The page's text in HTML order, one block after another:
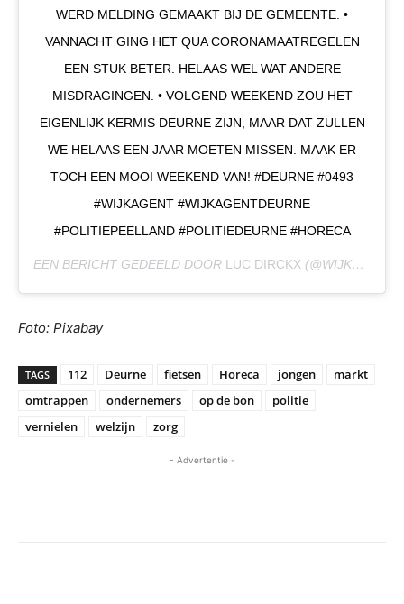
WERD MELDING GEMAAKT BIJ DE GEMEENTE. •
VANNACHT GING HET QUA CORONAMAATREGELEN
EEN STUK BETER. HELAAS WEL WAT ANDERE
MISDRAGINGEN. • VOLGEND WEEKEND ZOU HET
EIGENLIJK KERMIS DEURNE ZIJN, MAAR DAT ZULLEN
WE HELAAS EEN JAAR MOETEN MISSEN. MAAK ER
TOCH EEN MOOI WEEKEND VAN! #DEURNE #0493
#WIJKAGENT #WIJKAGENTDEURNE
#POLITIEPEELLAND #POLITIEDEURNE #HORECA
EEN BERICHT GEDEELD DOOR LUC DIRCKX (@WIJKAGENT_LUCDIRCKX) OP
Foto: Pixabay
TAGS 112 Deurne fietsen Horeca jongen
markt
omtrappen
ondernemers op de bon
politie
vernielen
welzijn zorg
- Advertentie -